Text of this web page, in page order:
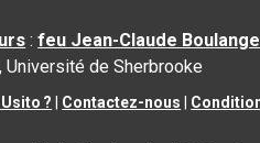
:feu Jean-Claude
, Université de Sherbrooke
? Contactez-nous